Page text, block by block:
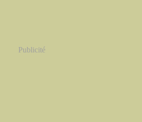
Publicité